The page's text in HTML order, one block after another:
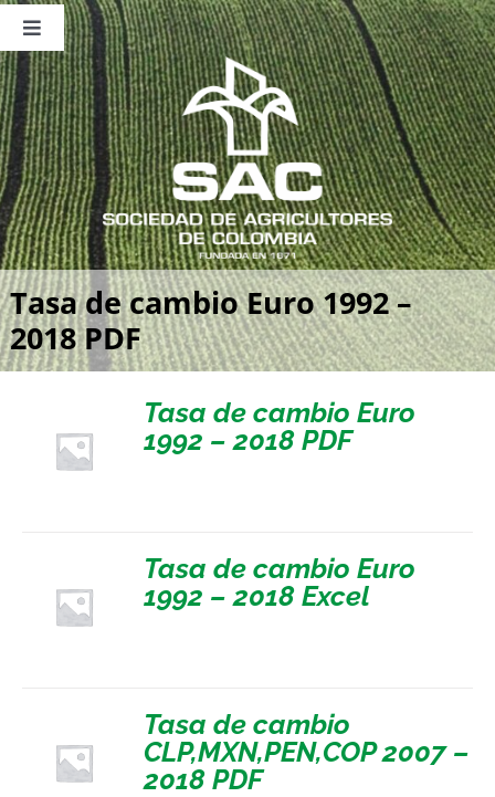
Saltar
contenido
Toggle
Navigation
Nosotros
Publicaciones
Sala de Prensa
Eventos
Tasa de cambio Euro 1992 –
2018 PDF
Tasa de cambio Euro
1992 – 2018 PDF
Tasa de cambio Euro
1992 – 2018 Excel
Tasa de cambio
CLP,MXN,PEN,COP 2007 –
2018 PDF